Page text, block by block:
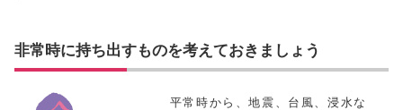
非常時に持ち出すものを考えておきましょう
平常時から、地震、台風、浸水な